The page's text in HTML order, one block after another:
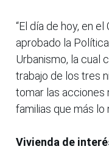
“El día de hoy, en
aprobado la
Urbanismo, la cual
trabajo de los tres
tomar las acciones
familias que más lo
Vivienda de